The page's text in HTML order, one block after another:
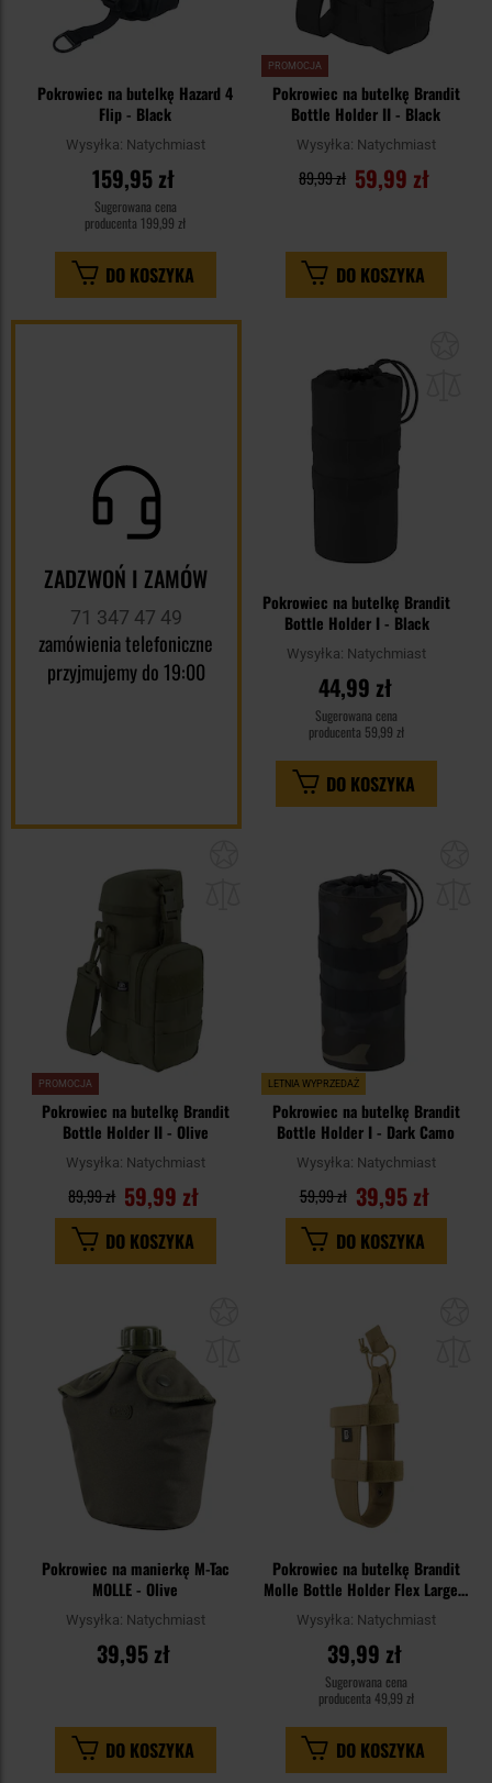
Pokrowiec na butelkę Hazard 4
Flip - Black
Wysyłka: Natychmiast
159,95 zł
Sugerowana cena
producenta 199,99 zł
DO KOSZYKA
PROMOCJA
Pokrowiec na butelkę Brandit
Bottle Holder II - Black
Wysyłka: Natychmiast
59,99 zł
89,99 zł
DO KOSZYKA
ZADZWOŃ I ZAMÓW
71 347 47 49
zamówienia telefoniczne
przyjmujemy do 19:00
Pokrowiec na butelkę Brandit
Bottle Holder I - Black
Wysyłka: Natychmiast
44,99 zł
Sugerowana cena
producenta 59,99 zł
DO KOSZYKA
PROMOCJA
Pokrowiec na butelkę Brandit
Bottle Holder II - Olive
Wysyłka: Natychmiast
59,99 zł
89,99 zł
DO KOSZYKA
LETNIA WYPRZEDAŻ
Pokrowiec na butelkę Brandit
Bottle Holder I - Dark Camo
Wysyłka: Natychmiast
39,95 zł
59,99 zł
DO KOSZYKA
Pokrowiec na manierkę M-Tac
MOLLE - Olive
Wysyłka: Natychmiast
39,95 zł
DO KOSZYKA
Pokrowiec na butelkę Brandit
Molle Bottle Holder Flex Large -
Coyote
Wysyłka: Natychmiast
39,99 zł
Sugerowana cena
producenta 49,99 zł
DO KOSZYKA